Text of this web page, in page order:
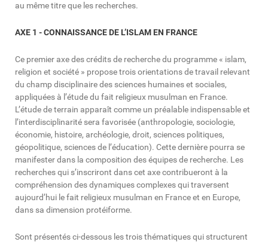
au même titre que les recherches.
AXE 1 - CONNAISSANCE DE L’ISLAM EN FRANCE
Ce premier axe des crédits de recherche du programme « islam,
religion et société » propose trois orientations de travail relevant
du champ disciplinaire des sciences humaines et sociales,
appliquées à l’étude du fait religieux musulman en France.
L’étude de terrain apparaît comme un préalable indispensable et
l’interdisciplinarité sera favorisée (anthropologie, sociologie,
économie, histoire, archéologie, droit, sciences politiques,
géopolitique, sciences de l’éducation). Cette dernière pourra se
manifester dans la composition des équipes de recherche. Les
recherches qui s’inscriront dans cet axe contribueront à la
compréhension des dynamiques complexes qui traversent
aujourd’hui le fait religieux musulman en France et en Europe,
dans sa dimension protéiforme.
Sont présentés ci-dessous les trois thématiques qui structurent